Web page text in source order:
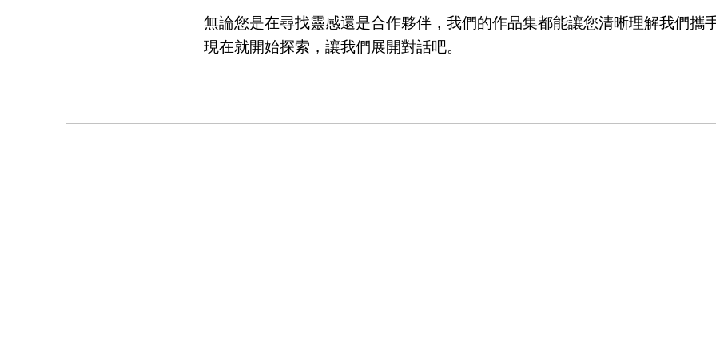
無論您是在尋找靈感還是合作夥伴，我們的作品集都能讓您清晰理解我們攜
現在就開始探索，讓我們展開對話吧。